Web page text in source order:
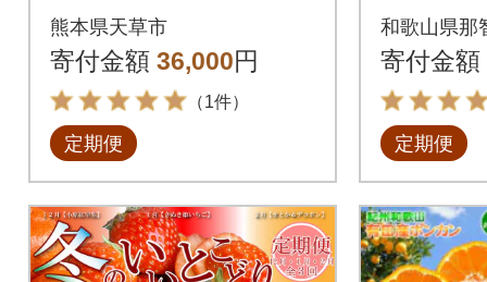
愛情込めて育てた柑橘
3種〈先行受付〉_S04
0-013A
熊本県天草市
寄付金額 36,000円
（1件）
定期便
ーツセ
不知火
和歌山県那
寄付金額
定期便